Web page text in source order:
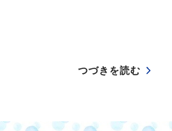
つづきを読む